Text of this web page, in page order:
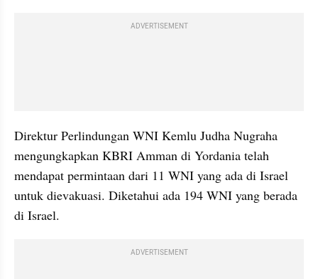
ADVERTISEMENT
Direktur Perlindungan WNI Kemlu Judha Nugraha
mengungkapkan KBRI Amman di Yordania telah
mendapat permintaan dari 11 WNI yang ada di Israel
untuk dievakuasi. Diketahui ada 194 WNI yang berada
di Israel.
ADVERTISEMENT